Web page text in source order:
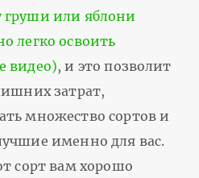
груши или яблони
легко освоить
видео), и это позволит
затрат,
множество сортов и
именно для вас.
сорт вам хорошо